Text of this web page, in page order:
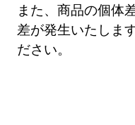
また、商品の個体
差が発生いたしま
ださい。